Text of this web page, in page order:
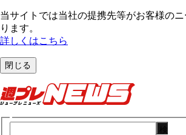
当サイトでは当社の提携先等がお客様の
ります。
詳しくはこちら
閉じる